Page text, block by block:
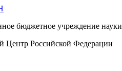
бюджетное учреждение науки
Центр Российской Федерации